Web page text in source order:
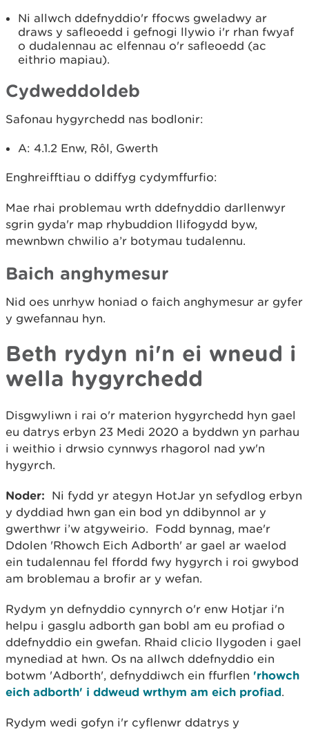
Ni allwch ddefnyddio'r ffocws gweladwy ar
draws y safleoedd i gefnogi llywio i'r rhan fwyaf
o dudalennau ac elfennau o'r safleoedd (ac
eithrio mapiau).
Cydweddoldeb
Safonau hygyrchedd nas bodlonir:
A: 4.1.2 Enw, Rôl, Gwerth
Enghreifftiau o ddiffyg cydymffurfio:
Mae rhai problemau wrth ddefnyddio darllenwyr
sgrin gyda'r map rhybuddion llifogydd byw,
mewnbwn chwilio a’r botymau tudalennu.
Baich anghymesur
Nid oes unrhyw honiad o faich anghymesur ar gyfer
y gwefannau hyn.
Beth rydyn ni'n ei wneud i
wella hygyrchedd
Disgwyliwn i rai o'r materion hygyrchedd hyn gael
eu datrys erbyn 23 Medi 2020 a byddwn yn parhau
i weithio i drwsio cynnwys rhagorol nad yw'n
hygyrch.
Noder:
Ni fydd yr ategyn HotJar yn sefydlog erbyn
y dyddiad hwn gan ein bod yn ddibynnol ar y
gwerthwr i’w atgyweirio. Fodd bynnag, mae'r
Ddolen 'Rhowch Eich Adborth' ar gael ar waelod
ein tudalennau fel ffordd fwy hygyrch i roi gwybod
am broblemau a brofir ar y wefan.
Rydym yn defnyddio cynnyrch o'r enw Hotjar i'n
helpu i gasglu adborth gan bobl am eu profiad o
ddefnyddio ein gwefan. Rhaid clicio llygoden i gael
mynediad at hwn. Os na allwch ddefnyddio ein
botwm 'Adborth', defnyddiwch ein ffurflen 'rhowch
eich adborth' i ddweud wrthym am eich profiad.
Rydym wedi gofyn i'r cyflenwr ddatrys y